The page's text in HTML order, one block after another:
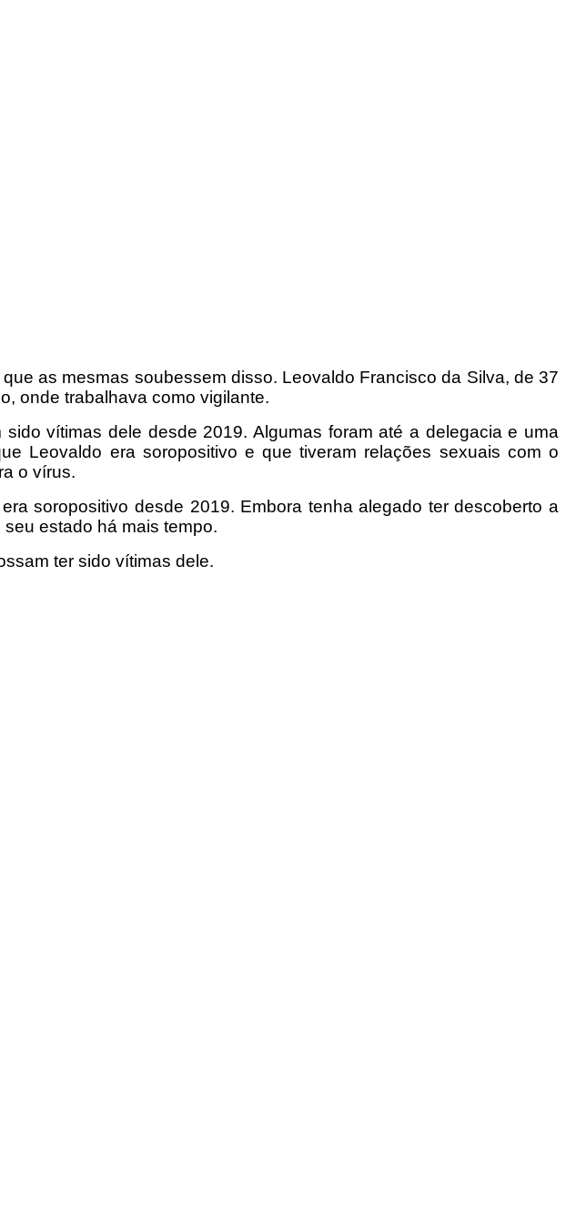
as mesmas soubessem disso. Leovaldo Francisco da Silva, de 37
onde trabalhava como vigilante.
vítimas dele desde 2019. Algumas foram até a delegacia e uma
Leovaldo era soropositivo e que tiveram relações sexuais com o
o vírus.
soropositivo desde 2019. Embora tenha alegado ter descoberto a
estado há mais tempo.
ter sido vítimas dele.